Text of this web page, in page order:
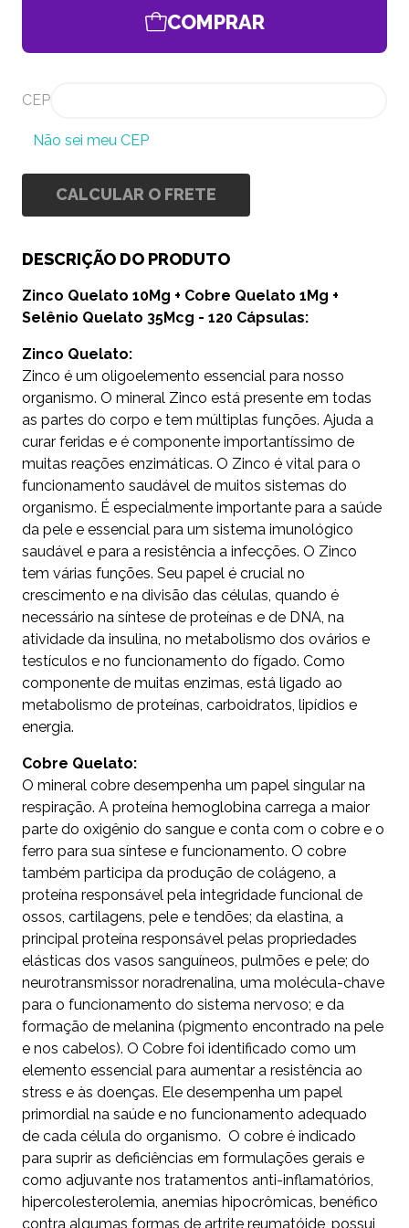
COMPRAR
CEP
Não sei meu CEP
CALCULAR O FRETE
DESCRIÇÃO DO PRODUTO
Zinco Quelato 10Mg + Cobre Quelato 1Mg +
Selênio Quelato 35Mcg - 120 Cápsulas:
Zinco Quelato:
Zinco é um oligoelemento essencial para nosso
organismo. O mineral Zinco está presente em todas
as partes do corpo e tem múltiplas funções. Ajuda a
curar feridas e é componente importantíssimo de
muitas reações enzimáticas. O Zinco é vital para o
funcionamento saudável de muitos sistemas do
organismo. É especialmente importante para a saúde
da pele e essencial para um sistema imunológico
saudável e para a resistência a infecções. O Zinco
tem várias funções. Seu papel é crucial no
crescimento e na divisão das células, quando é
necessário na síntese de proteínas e de DNA, na
atividade da insulina, no metabolismo dos ovários e
testículos e no funcionamento do fígado. Como
componente de muitas enzimas, está ligado ao
metabolismo de proteínas, carboidratos, lipídios e
energia.
Cobre Quelato:
O mineral cobre desempenha um papel singular na
respiração. A proteína hemoglobina carrega a maior
parte do oxigênio do sangue e conta com o cobre e o
ferro para sua síntese e funcionamento. O cobre
também participa da produção de colágeno, a
proteína responsável pela integridade funcional de
ossos, cartilagens, pele e tendões; da elastina, a
principal proteína responsável pelas propriedades
elásticas dos vasos sanguíneos, pulmões e pele; do
neurotransmissor noradrenalina, uma molécula-chave
para o funcionamento do sistema nervoso; e da
formação de melanina (pigmento encontrado na pele
e nos cabelos). O Cobre foi identificado como um
elemento essencial para aumentar a resistência ao
stress e às doenças. Ele desempenha um papel
primordial na saúde e no funcionamento adequado
de cada célula do organismo. O cobre é indicado
para suprir as deficiências em formulações gerais e
como adjuvante nos tratamentos anti-inflamatórios,
hipercolesterolemia, anemias hipocrômicas, benéfico
contra algumas formas de artrite reumatóide, possui